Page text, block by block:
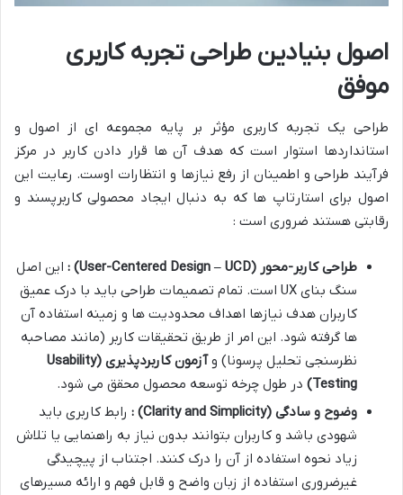
اصول بنیادین طراحی تجربه کاربری
موفق
طراحی یک تجربه کاربری مؤثر بر پایه مجموعه ای از اصول و
استانداردها استوار است که هدف آن ها قرار دادن کاربر در مرکز
فرآیند طراحی و اطمینان از رفع نیازها و انتظارات اوست. رعایت این
اصول برای استارتاپ ها که به دنبال ایجاد محصولی کاربرپسند و
رقابتی هستند ضروری است :
طراحی کاربر-محور (User-Centered Design – UCD)
: این اصل
سنگ بنای UX است. تمام تصمیمات طراحی باید با درک عمیق
کاربران هدف نیازها اهداف محدودیت ها و زمینه استفاده آن
ها گرفته شود. این امر از طریق تحقیقات کاربر (مانند مصاحبه
نظرسنجی تحلیل پرسونا) وآزمون کاربردپذیری (Usability
Testing) در طول چرخه توسعه محصول محقق می شود.
وضوح و سادگی (Clarity and Simplicity)
: رابط کاربری باید
شهودی باشد و کاربران بتوانند بدون نیاز به راهنمایی یا تلاش
زیاد نحوه استفاده از آن را درک کنند. اجتناب از پیچیدگی
غیرضروری استفاده از زبان واضح و قابل فهم و ارائه مسیرهای